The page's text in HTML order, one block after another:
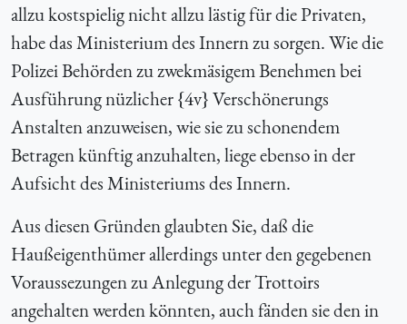
allzu kostspielig nicht allzu lästig für die Privaten,
habe das Ministerium des Innern zu sorgen. Wie die
Polizei Behörden zu zwekmäsigem Benehmen bei
Ausführung nüzlicher {4v} Verschönerungs
Anstalten anzuweisen, wie sie zu schonendem
Betragen künftig anzuhalten, liege ebenso in der
Aufsicht des Ministeriums des Innern.
Aus diesen Gründen glaubten Sie, daß die
Haußeigenthümer allerdings unter den gegebenen
Voraussezungen zu Anlegung der Trottoirs
angehalten werden könnten, auch fänden sie den in